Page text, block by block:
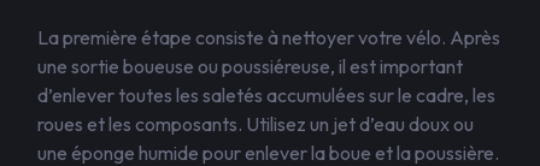
La première étape consiste à nettoyer votre vélo. Après
une sortie boueuse ou poussiéreuse, il est important
d’enlever toutes les saletés accumulées sur le cadre, les
roues et les composants. Utilisez un jet d’eau doux ou
une éponge humide pour enlever la boue et la poussière.